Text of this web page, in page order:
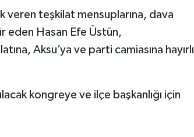
veren teşkilat mensuplarına, dava
eden Hasan Efe Üstün,
Aksu’ya ve parti camiasına hayırlı
kongreye ve ilçe başkanlığı için